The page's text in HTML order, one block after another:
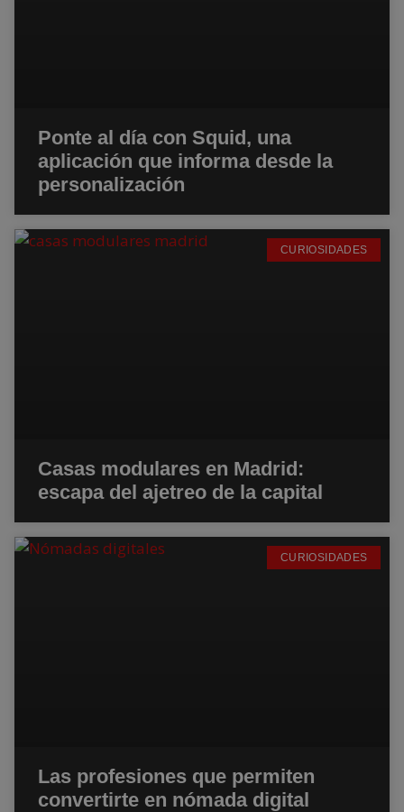
Ponte al día con Squid, una
aplicación que informa desde la
personalización
CURIOSIDADES
Casas modulares en Madrid:
escapa del ajetreo de la capital
CURIOSIDADES
Las profesiones que permiten
convertirte en nómada digital